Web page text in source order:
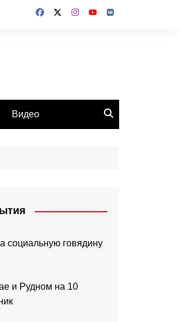
Видео
социальную говядину
и Рудном на 10